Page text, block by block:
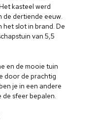
kasteel werd
de dertiende eeuw.
het slot in brand. De
van 5,5
en de mooie tuin
door de prachtig
je in een andere
sfeer bepalen.